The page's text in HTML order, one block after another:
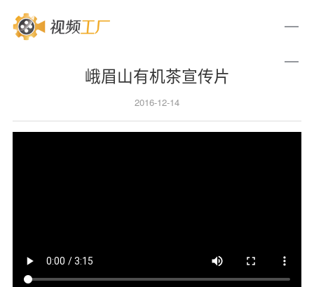
峨眉山有机茶宣传片
2016-12-14